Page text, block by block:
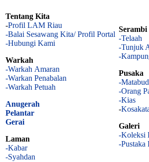
Tentang Kita
-Profil LAM Riau
-Balai Sesawang Kita/ Profil Portal
-Hubungi Kami
Warkah
-Warkah Amaran
-Warkan Penabalan
-Warkah Petuah
Anugerah
Pelantar
Gerai
Laman
-Kabar
-Syahdan
Serambi
-Telaah
-Tunjuk
-
Pusaka
-
-Orang
-Kias
-
Galeri
-Koleksi
-